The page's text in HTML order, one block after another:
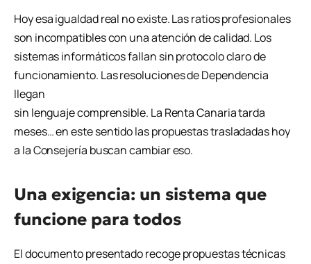
Hoy esa igualdad real no existe. Las ratios profesionales
son incompatibles con una atención de calidad. Los
sistemas informáticos fallan sin protocolo claro de
funcionamiento. Las resoluciones de Dependencia
llegan
sin lenguaje comprensible. La Renta Canaria tarda
meses… en este sentido las propuestas trasladadas hoy
a la Consejería buscan cambiar eso.
Una exigencia: un sistema que
funcione para todos
El documento presentado recoge propuestas técnicas